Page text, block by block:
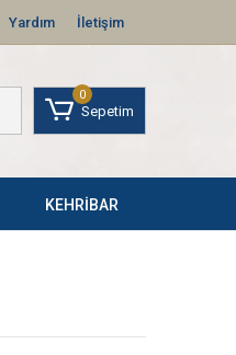
Yardım İletişim
0
Sepetim
KEHRİBAR